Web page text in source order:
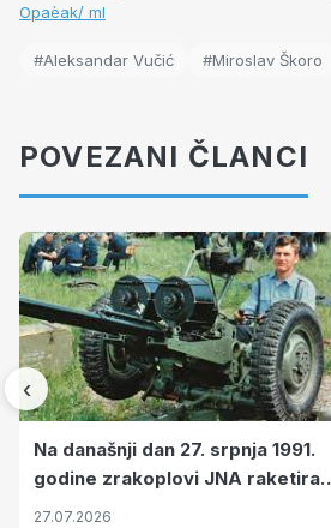
Opaèak/ ml
#Aleksandar Vučić #Miroslav Škoro
POVEZANI ČLANCI
‹
Na današnji dan 27. srpnja 1991.
godine zrakoplovi JNA raketirali
su vojarnu i obučni centar "Nikola
27.07.2026